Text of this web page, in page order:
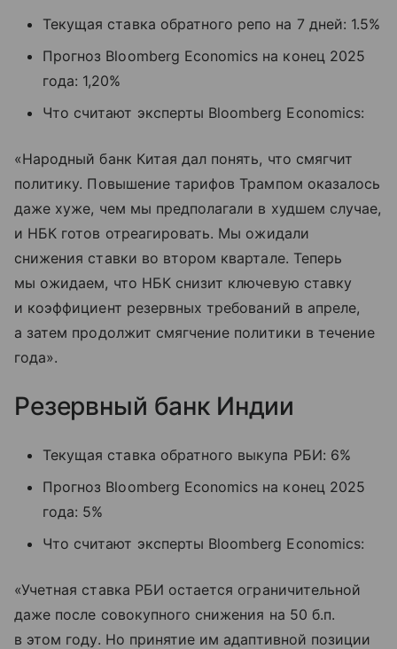
Текущая ставка обратного репо на 7 дней: 1.5%
Прогноз Bloomberg Economics на конец 2025
года: 1,20%
Что считают эксперты Bloomberg Economics:
«Народный банк Китая дал понять, что смягчит
политику. Повышение тарифов Трампом оказалось
даже хуже, чем мы предполагали в худшем случае,
и НБК готов отреагировать. Мы ожидали
снижения ставки во втором квартале. Теперь
мы ожидаем, что НБК снизит ключевую ставку
и коэффициент резервных требований в апреле,
а затем продолжит смягчение политики в течение
года».
Резервный банк Индии
Текущая ставка обратного выкупа РБИ: 6%
Прогноз Bloomberg Economics на конец 2025
года: 5%
Что считают эксперты Bloomberg Economics:
«Учетная ставка РБИ остается ограничительной
даже после совокупного снижения на 50 б.п.
в этом году. Но принятие им адаптивной позиции